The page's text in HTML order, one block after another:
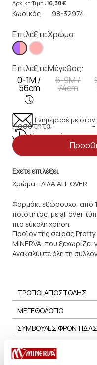
Αρχική Τιμή :16,30 €
Κωδικός: 98-32974
Επιλέξτε Χρώμα:
Επιλέξτε Μέγεθος:
0-1Μ /
56cm
6-9M /
74cm
Ενημέρωσέ με όταν
Λίγα κομμάτια
Ποσότητα: -
Εχετε επιλέξει
Χρώμα :
Φορμάκι εξώρουχο, από
ποιότητας, με all over
πιο εύκολη χρήση.
Προϊόν της σειράς Pretty
MINERVA, που ξεχωρίζει
Ανακαλύψτε όλη τη
ΤΡΟΠΟΙ ΑΠΟΣΤΟΛΗΣ
ΜΕΓΕΘΟΛΟΓΙΟ
ΣΥΜΒΟΥΛΕΣ ΦΡΟΝΤΙΔΑΣ